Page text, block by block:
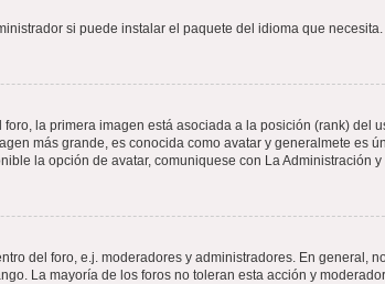
si puede instalar el paquete del idioma que
la primera imagen está asociada a la posición (rank) del
más grande, es conocida como avatar y generalmete es
la opción de avatar, comuniquese con La Administración
del foro, e.j. moderadores y administradores. En general,
La mayoría de los foros no toleran esta acción y